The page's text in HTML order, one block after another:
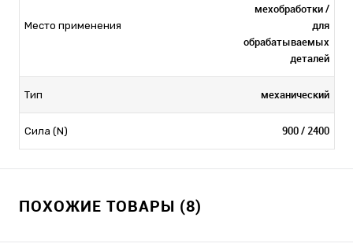
Место применения
мехобработки /
для
обрабатываемых
деталей
Тип механический
Сила (N) 900 / 2400
ПОХОЖИЕ ТОВАРЫ (8)